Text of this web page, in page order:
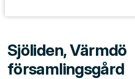
Sjöliden, Värmdö
församlingsgård